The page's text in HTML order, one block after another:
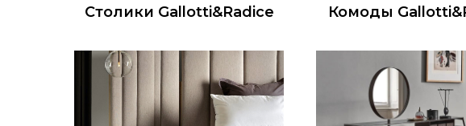
Столики Gallotti&Radice Комоды